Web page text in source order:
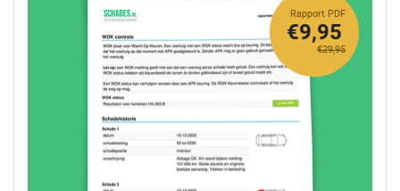
Rapport PDF
€29,95
€9,95